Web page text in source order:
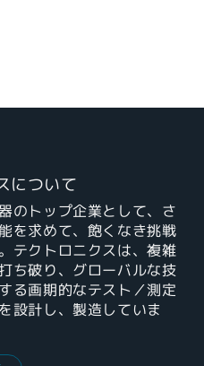
について
のトップ企業として、さ
を求めて、飽くなき挑戦
テクトロニクスは、複雑
ち破り、グローバルな技
る画期的なテスト／測定
設計し、製造していま